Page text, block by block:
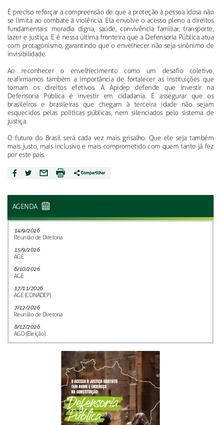
É preciso reforçar a compreensão de que a proteção à pessoa idosa não
se limita ao combate à violência. Ela envolve o acesso pleno a direitos
fundamentais: moradia digna, saúde, convivência familiar, transporte,
lazer e justiça. E é nessa última fronteira que a Defensoria Pública atua
com protagonismo, garantindo que o envelhecer não seja sinônimo de
invisibilidade.
Ao reconhecer o envelhecimento como um desafio coletivo,
reafirmamos também a importância de fortalecer as instituições que
tornam os direitos efetivos. A Apidep defende que investir na
Defensoria Pública é investir em cidadania. É assegurar que os
brasileiros e brasileiras que chegam à terceira idade não sejam
esquecidos pelas políticas públicas, nem silenciados pelo sistema de
justiça.
O futuro do Brasil será cada vez mais grisalho. Que ele seja também
mais justo, mais inclusivo e mais comprometido com quem tanto já fez
por este país.
AGENDA
14/9/2026
Reunião de Diretoria
15/9/2026
AGE
6/10/2026
AGE
17/11/2026
AGE (CONADEP)
7/12/2026
Reunião de Diretoria
8/12/2026
AGO (Eleição)